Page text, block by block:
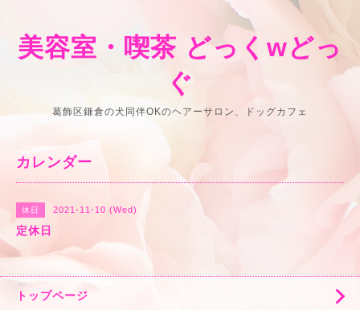
美容室・喫茶 どっくwどっ
ぐ
葛飾区鎌倉の犬同伴OKのヘアーサロン、ドッグカフェ
カレンダー
休日 2021-11-10 (Wed)
定休日
トップページ